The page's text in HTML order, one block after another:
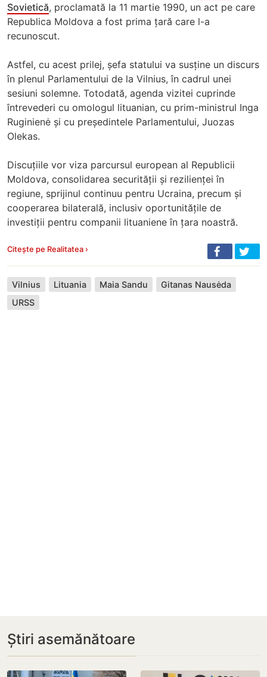
Sovietică, proclamată la 11 martie 1990, un act pe care
Republica Moldova a fost prima țară care l-a
recunoscut.
Astfel, cu acest prilej, șefa statului va susține un discurs
în plenul Parlamentului de la Vilnius, în cadrul unei
sesiuni solemne. Totodată, agenda vizitei cuprinde
întrevederi cu omologul lituanian, cu prim-ministrul Inga
Ruginienė și cu președintele Parlamentului, Juozas
Olekas.
Discuțiile vor viza parcursul european al Republicii
Moldova, consolidarea securității și rezilienței în
regiune, sprijinul continuu pentru Ucraina, precum și
cooperarea bilaterală, inclusiv oportunitățile de
investiții pentru companii lituaniene în țara noastră.
Citește pe Realitatea ›
Vilnius Lituania Maia Sandu
Gitanas Nausėda
URSS
Știri asemănătoare